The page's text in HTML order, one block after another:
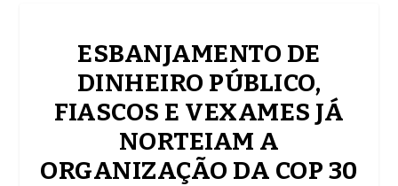
ESBANJAMENTO DE
DINHEIRO PÚBLICO,
FIASCOS E VEXAMES JÁ
NORTEIAM A
ORGANIZAÇÃO DA COP 30